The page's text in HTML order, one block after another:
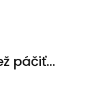
páčiť...